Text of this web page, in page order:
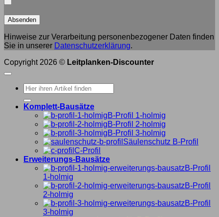
Hinweise zur Verarbeitung personenbezogener Daten finden
Sie in unserer Datenschutzerklärung.
Copyright 2026 © Leitplanken-Discounter
Suche
nach:
Komplett-Bausätze
B-Profil 1-holmig
B-Profil 2-holmig
B-Profil 3-holmig
Säulenschutz B-Profil
C-Profil
Erweiterungs-Bausätze
B-Profil
1-holmig
B-Profil
2-holmig
B-Profil
3-holmig